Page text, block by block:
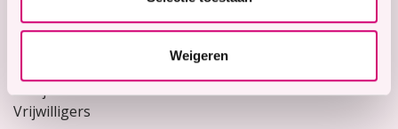
Weigeren
Voor verwijzers
Bekijk hier onze vacatures
Vrijwilligers